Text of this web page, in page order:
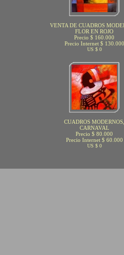
VENTA DE CUADROS
FLOR EN ROJO
Precio $ 160.000
Precio Internet $ 130.000
US $ 0
CUADROS MODERNOS,
CARNAVAL
Precio $ 80.000
Precio Internet $ 60.000
US $ 0